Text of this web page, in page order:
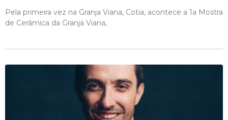
Pela primeira vez na Granja Viana, Cotia, acontece a 1a Mostra
de Cerâmica da Granja Viana,